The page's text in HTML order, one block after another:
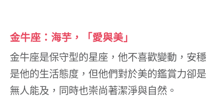
金牛座：海芋，「愛與美」
金牛座是保守型的星座，他不喜歡變動，安穩
是他的生活態度，但他們對於美的鑑賞力卻是
無人能及，同時也崇尚著潔淨與自然。